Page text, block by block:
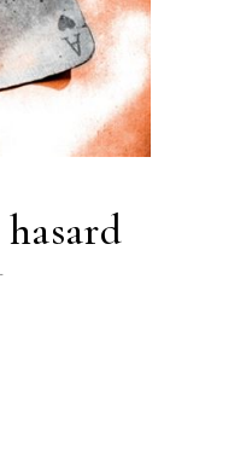
hasard